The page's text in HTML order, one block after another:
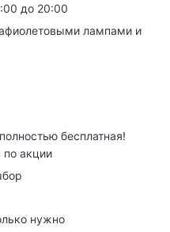
до 20:00
лампами и
бесплатная!
по акции
нужно